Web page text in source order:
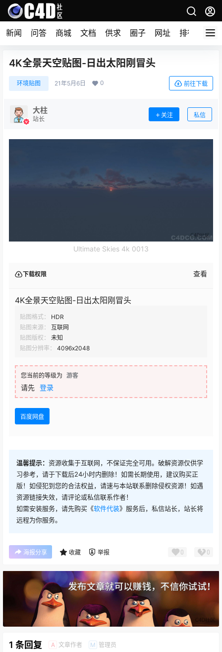
新闻 问答 商城 文档 供求 圈子 网址 排行榜
4K全景天空贴图-日出太阳刚冒头
环境贴图 21年5月6日 0 前往下载
大柱
站长
关注 私信
Ultimate Skies 4k 0013
下载权限 查看
4K全景天空贴图-日出太阳刚冒头
贴图格式：
HDR
贴图来源：
互联网
贴图版权：
未知
贴图分辨率：
4096x2048
您当前的等级为 游客
请先 登录
百度网盘
温馨提示： 资源收集于互联网，不保证完全可用。破解资源仅供学
习参考，请于下载后24小时内删除！如需长期使用，建议购买正
版！如侵犯到您的合法权益，请速与本站联系删除侵权资源！如遇
资源链接失效，请评论或私信联系作者！
如需安装服务，请先购买《软件代装》服务后，私信站长，站长将
远程为你服务。
海报分享 收藏 举报 0 0
1 条回复 A 文章作者 M 管理员